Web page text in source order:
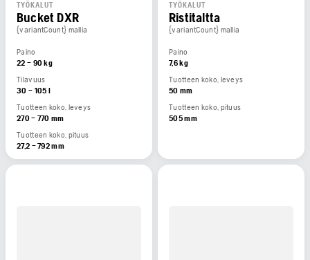
TYÖKALUT
Bucket DXR
{variantCount} mallia
Paino
22 – 90 kg
Tilavuus
30 – 105 l
Tuotteen koko, leveys
270 – 770 mm
Tuotteen koko, pituus
27,2 – 792 mm
TYÖKALUT
Ristitaltta
{variantCount} mallia
Paino
7,6 kg
Tuotteen koko, leveys
50 mm
Tuotteen koko, pituus
505 mm